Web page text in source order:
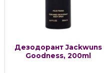
Дезодорант Jackwuns
Goodness, 200ml